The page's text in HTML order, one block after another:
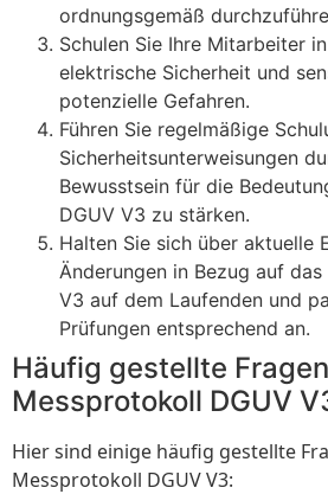
ordnungsgemäß
Schulen Sie Ihre Mitarbeiter
elektrische Sicherheit und
potenzielle Gefahren.
Führen Sie regelmäßige
Sicherheitsunterweisungen
Bewusstsein für die
DGUV V3 zu stärken.
Halten Sie sich über aktuelle
Änderungen in Bezug auf
V3 auf dem Laufenden und
Prüfungen entsprechend an.
Häufig gestellte
Messprotokoll DGUV
Hier sind einige häufig gestellte
Messprotokoll DGUV V3: